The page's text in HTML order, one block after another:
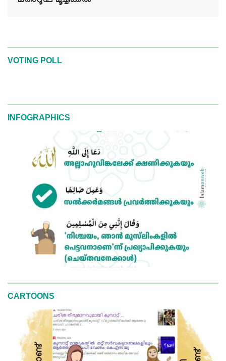
VOTING POLL
INFOGRAPHICS
CARTOONS